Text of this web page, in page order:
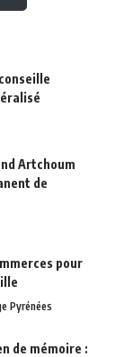
Artchoum
de
pour
Pyrénées
de mémoire :